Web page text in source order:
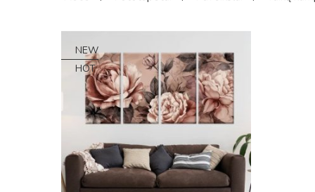
NEW
HOT